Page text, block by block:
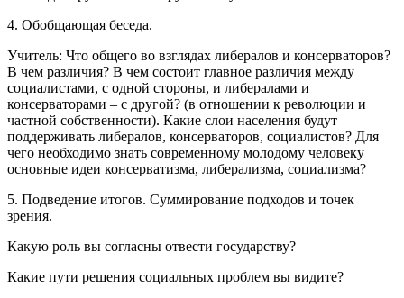
4. Обобщающая беседа.
Учитель: Что общего во взглядах либералов и консерваторов?
В чем различия? В чем состоит главное различия между
социалистами, с одной стороны, и либералами и
консерваторами – с другой? (в отношении к революции и
частной собственности). Какие слои населения будут
поддерживать либералов, консерваторов, социалистов? Для
чего необходимо знать современному молодому человеку
основные идеи консерватизма, либерализма, социализма?
5. Подведение итогов. Суммирование подходов и точек
зрения.
Какую роль вы согласны отвести государству?
Какие пути решения социальных проблем вы видите?